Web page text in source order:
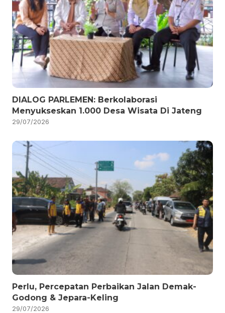
DIALOG PARLEMEN: Berkolaborasi
Menyukseskan 1.000 Desa Wisata Di Jateng
29/07/2026
Perlu, Percepatan Perbaikan Jalan Demak-
Godong & Jepara-Keling
29/07/2026